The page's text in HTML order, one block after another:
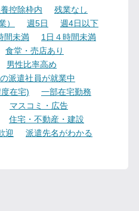
控除枠内
残業なし
） 週5日
週4日以下
間未満
1日４時間未満
食堂・売店あり
男性比率高め
派遣社員が就業中
在宅)
一部在宅勤務
マスコミ・広告
住宅・不動産・建設
迎
派遣先名がわかる